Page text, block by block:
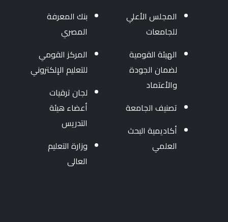
المجلس الأعلي
للجامعات
الهيئة القومية
لضمان الجودة
والأعتماد
تصنيف الجامعة
أكاديمية البحث
العلمي
بنك المعرفة
المصري
المركز القومي
للتعليم الإلكتروني
لجان ترقيات
أعضاء هيئة
التدريس
وزارة التعليم
العالى